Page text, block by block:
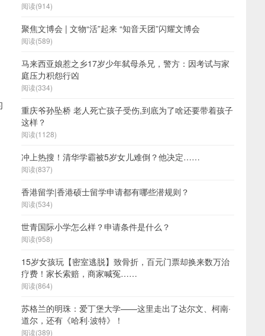
阅读(914)
聚焦文博会 | 文物“活”起来 “知音天团”闪耀文博会
阅读(589)
马来西亚娘惹之乡17岁少年弑母杀兄，警方：因考试与家
庭压力积怨行凶
阅读(334)
重庆爷孙坠桥 老人死亡孩子受伤,到底为了啥还要带着孩子
这样？
阅读(1128)
冲上热搜！清华学霸被5岁女儿难倒？他决定……
阅读(837)
香港留学|香港硕士留学申请都有哪些潜规则？
阅读(534)
世青国际小学怎么样？申请条件是什么？
阅读(958)
15岁女孩玩【密室逃脱】致骨折，百元门票却换来数万治
疗费！家长索赔，商家喊冤……
阅读(864)
苏格兰的明珠：爱丁堡大学——这里走出了达尔文、柯南·
道尔，还有《哈利·波特》！
阅读(389)